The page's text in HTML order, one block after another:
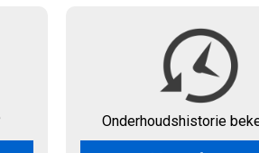
Onderhoudshistorie